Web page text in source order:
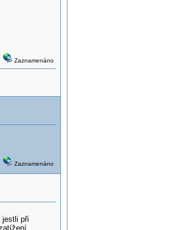
Zaznamenáno
Zaznamenáno
jestli při